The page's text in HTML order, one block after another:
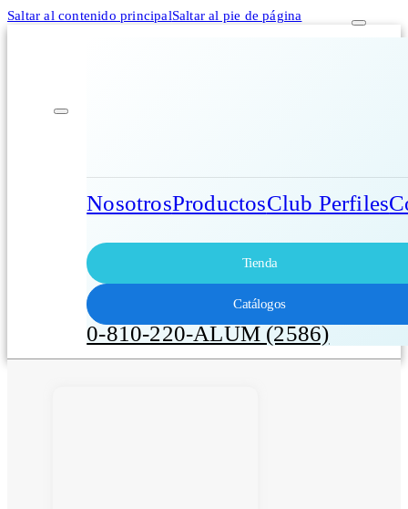
Saltar al contenido principalSaltar al pie de página
NosotrosProductosClub Perfiles
Tienda
Catálogos
0-810-220-ALUM (2586)